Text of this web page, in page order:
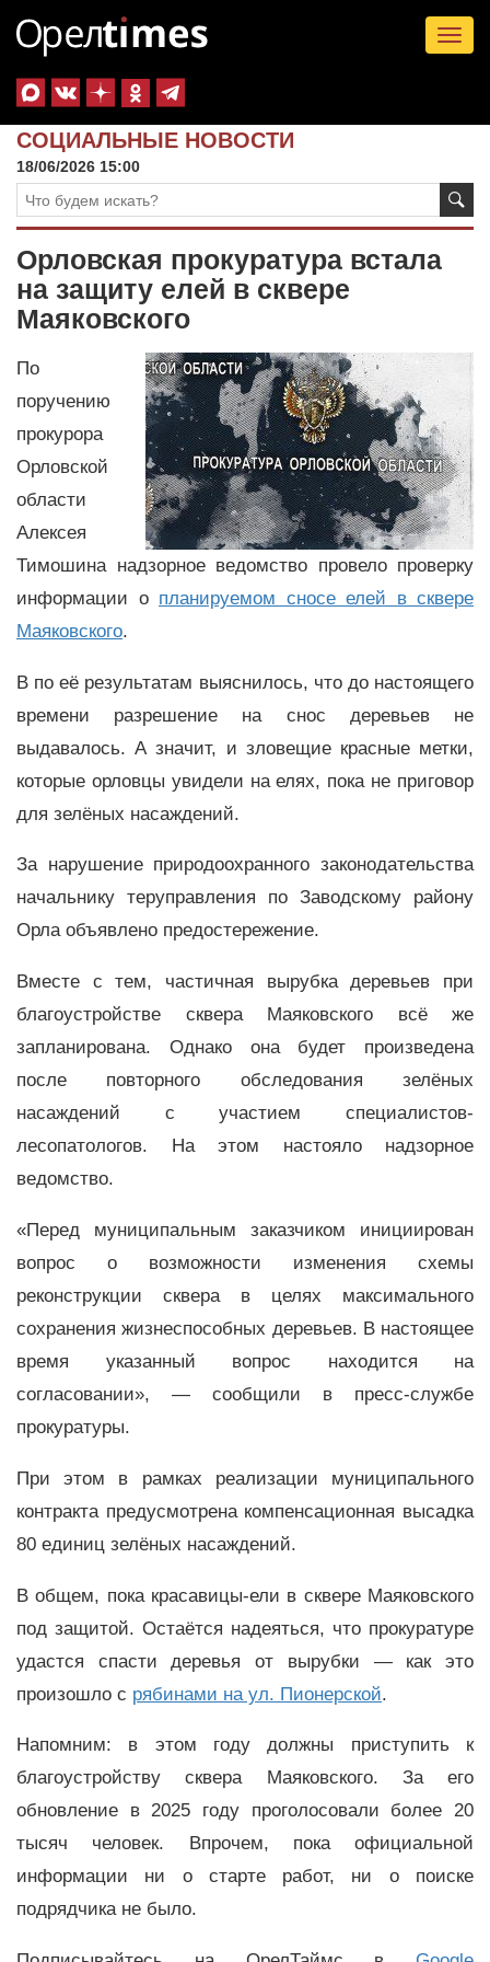
СОЦИАЛЬНЫЕ НОВОСТИ
18/06/2026 15:00
Орловская прокуратура встала
на защиту елей в сквере
Маяковского
По
поручению
прокурора
Орловской
области
Алексея
Тимошина надзорное ведомство провело проверку
информации о планируемом сносе елей в сквере
Маяковского.
В по её результатам выяснилось, что до настоящего
времени разрешение на снос деревьев не
выдавалось. А значит, и зловещие красные метки,
которые орловцы увидели на елях, пока не приговор
для зелёных насаждений.
За нарушение природоохранного законодательства
начальнику теруправления по Заводскому району
Орла объявлено предостережение.
Вместе с тем, частичная вырубка деревьев при
благоустройстве сквера Маяковского всё же
запланирована. Однако она будет произведена
после повторного обследования зелёных
насаждений с участием специалистов-
лесопатологов. На этом настояло надзорное
ведомство.
«Перед муниципальным заказчиком инициирован
вопрос о возможности изменения схемы
реконструкции сквера в целях максимального
сохранения жизнеспособных деревьев. В настоящее
время указанный вопрос находится на
согласовании», — сообщили в пресс-службе
прокуратуры.
При этом в рамках реализации муниципального
контракта предусмотрена компенсационная высадка
80 единиц зелёных насаждений.
В общем, пока красавицы-ели в сквере Маяковского
под защитой. Остаётся надеяться, что прокуратуре
удастся спасти деревья от вырубки — как это
произошло с рябинами на ул. Пионерской.
Напомним: в этом году должны приступить к
благоустройству сквера Маяковского. За его
обновление в 2025 году проголосовали более 20
тысяч человек. Впрочем, пока официальной
информации ни о старте работ, ни о поиске
подрядчика не было.